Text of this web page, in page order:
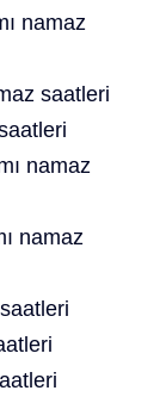
namaz
saatleri
namaz
namaz